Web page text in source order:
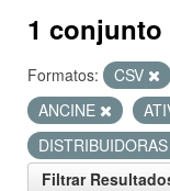
1 conjunto
Formatos: CSV
ANCINE
DISTRIBUIDORAS
Filtrar